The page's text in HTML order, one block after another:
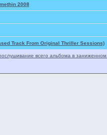
2008
Track From Original Thriller Sessions)
всего альбома в заниженном